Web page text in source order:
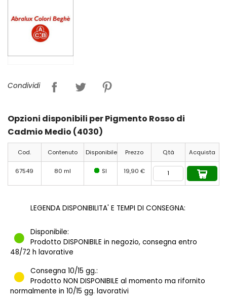
Condividi
Opzioni disponibili per Pigmento Rosso di
Cadmio Medio (4030)
Cod. Contenuto Disponibile Prezzo Q.tà Acquista
67549 80 ml SI 19,90 €
LEGENDA DISPONIBILITA' E TEMPI DI CONSEGNA:
Disponibile:
Prodotto DISPONIBILE in negozio, consegna entro
48/72 h lavorative
Consegna 10/15 gg.:
Prodotto NON DISPONIBILE al momento ma rifornito
normalmente in 10/15 gg. lavorativi